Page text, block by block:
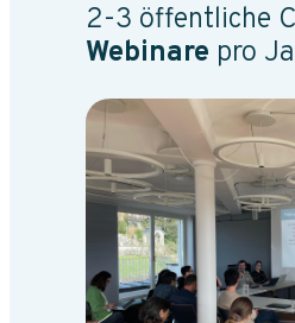
2-3 öffentliche
Webinare pro